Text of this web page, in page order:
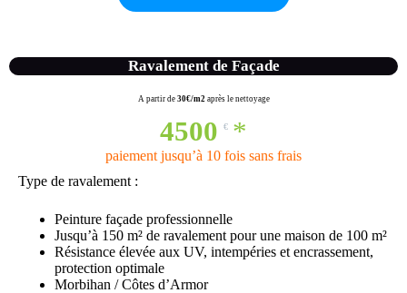
Ravalement de Façade
A partir de 30€/m2après le nettoyage
4500 € *
paiement jusqu’à 10 fois sans frais
Type de ravalement :
Peinture façade professionnelle
Jusqu’à 150 m² de ravalement pour une maison de 100 m²
Résistance élevée aux UV, intempéries et encrassement,
protection optimale
Morbihan / Côtes d’Armor